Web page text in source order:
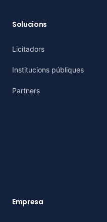
Solucions
Licitadors
Institucions públiques
Partners
Empresa